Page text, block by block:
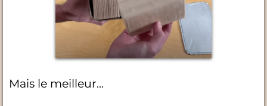
Mais le meilleur...